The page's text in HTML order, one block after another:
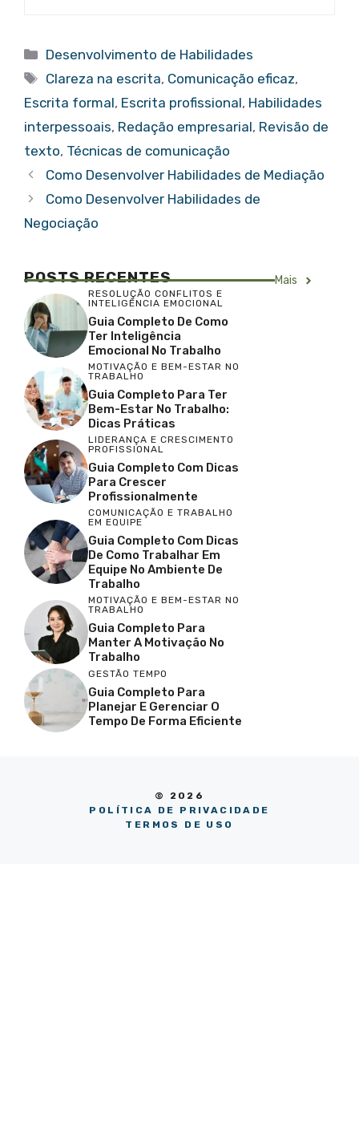
Categorias
Desenvolvimento de Habilidades
Tags
Clareza na escrita, Comunicação eficaz,
Escrita formal, Escrita profissional, Habilidades
interpessoais, Redação empresarial, Revisão de
texto, Técnicas de comunicação
Como Desenvolver Habilidades de Mediação
Como Desenvolver Habilidades de
Negociação
POSTS RECENTES Mais
RESOLUÇÃO CONFLITOS E
INTELIGÊNCIA EMOCIONAL
Guia Completo De Como
Ter Inteligência
Emocional No Trabalho
MOTIVAÇÃO E BEM-ESTAR NO
TRABALHO
Guia Completo Para Ter
Bem-Estar No Trabalho:
Dicas Práticas
LIDERANÇA E CRESCIMENTO
PROFISSIONAL
Guia Completo Com Dicas
Para Crescer
Profissionalmente
COMUNICAÇÃO E TRABALHO
EM EQUIPE
Guia Completo Com Dicas
De Como Trabalhar Em
Equipe No Ambiente De
Trabalho
MOTIVAÇÃO E BEM-ESTAR NO
TRABALHO
Guia Completo Para
Manter A Motivação No
Trabalho
GESTÃO TEMPO
Guia Completo Para
Planejar E Gerenciar O
Tempo De Forma Eficiente
© 2026
POLÍTICA DE PRIVACIDADE
TERMOS DE USO